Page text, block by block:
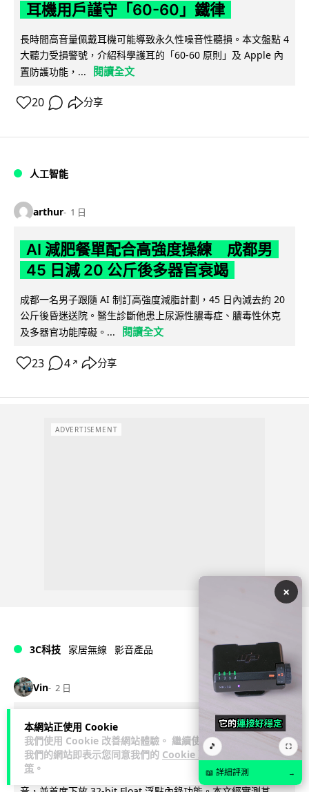
本網站正使用 Cookie
我們使用 Cookie 改善網站體驗。 繼續使用
我們的網站即表示您同意我們的 Cookie 政
策 。
耳機用戶謹守「60-60」鐵律
長時間高音量佩戴耳機可能導致永久性噪音性聽損。本文盤點 4
大聽力受損警號，介紹科學護耳的「60-60 原則」及 Apple 內
置防護功能，...
閱讀全文
20 分享
人工智能
arthur 1 日
AI 減肥餐單配合高強度操練 成都男
45 日減 20 公斤後多器官衰竭
成都一名男子跟隨 AI 制訂高強度減脂計劃，45 日內減去約 20
公斤後昏迷送院。醫生診斷他患上尿源性膿毒症、膿毒性休克
及多器官功能障礙。...
閱讀全文
23 4 ↗ 分享
ADVERTISEMENT
3C科技 家居無線 影音產品
Vin 2 日
DJI Mic Mini 2s 實測 四發一收同步獨
立錄音 32-bit 防爆咪拍片必備
DJI 最新推出的 Mic Mini 2s 無線咪支援「四發一收」分軌錄
×
🎵 ⛶
📖 詳細評測 →